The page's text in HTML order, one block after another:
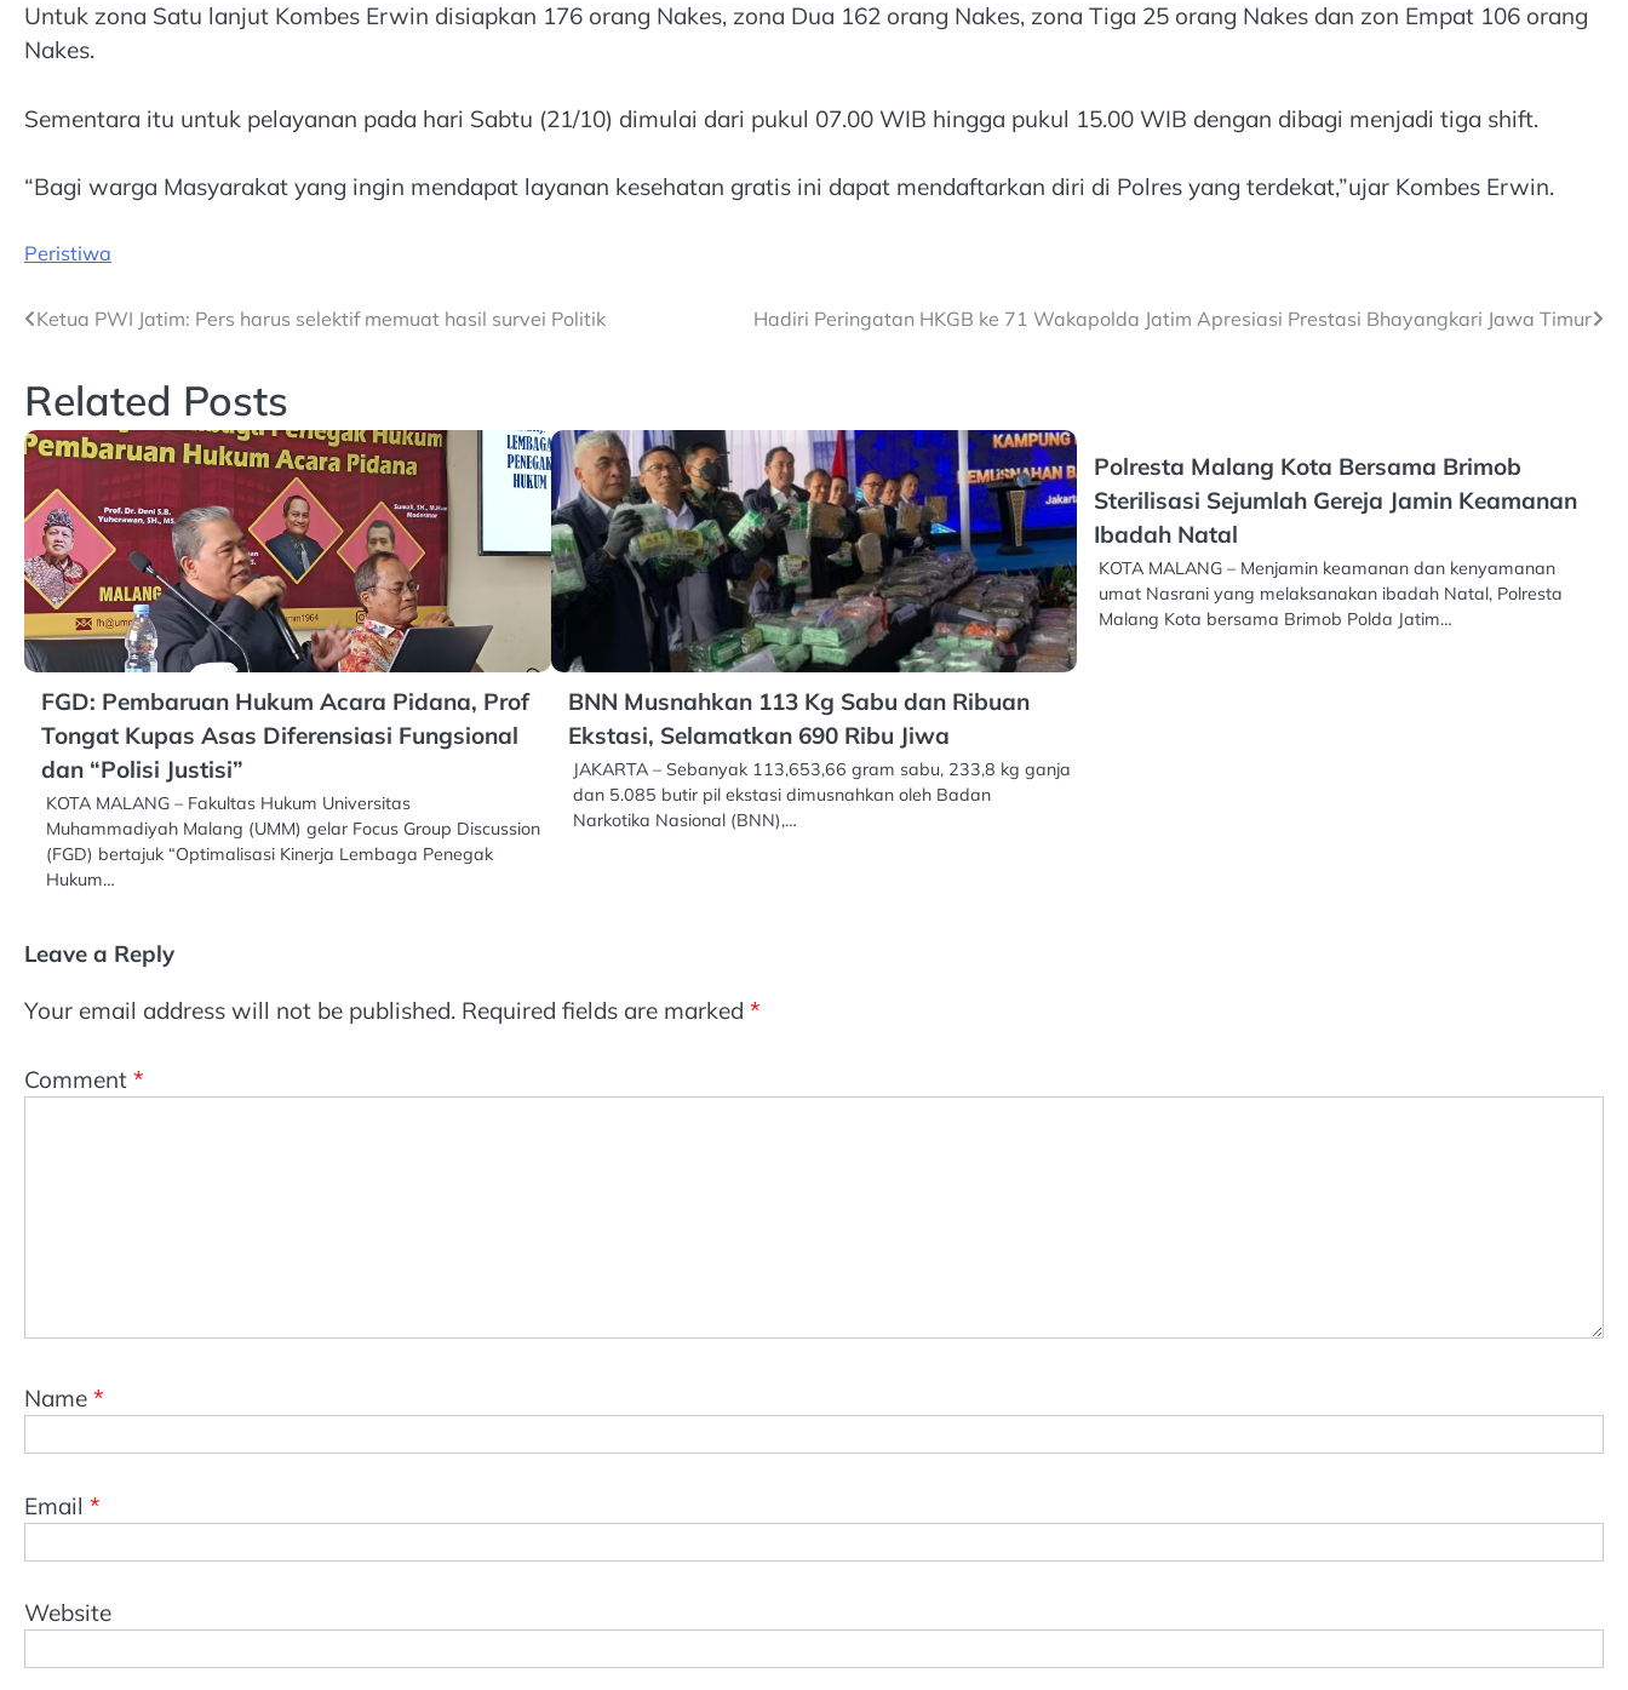
Untuk zona Satu lanjut Kombes Erwin disiapkan 176 orang Nakes, zona Dua 162 orang Nakes, zona Tiga 25 orang Nakes dan zon Empat 106 orang
Nakes.
Sementara itu untuk pelayanan pada hari Sabtu (21/10) dimulai dari pukul 07.00 WIB hingga pukul 15.00 WIB dengan dibagi menjadi tiga shift.
“Bagi warga Masyarakat yang ingin mendapat layanan kesehatan gratis ini dapat mendaftarkan diri di Polres yang terdekat,”ujar Kombes Erwin.
Peristiwa
Post
Ketua PWI Jatim: Pers harus selektif memuat hasil survei Politik Hadiri Peringatan HKGB ke 71 Wakapolda Jatim Apresiasi Prestasi Bhayangkari Jawa Timur
Related Posts
FGD: Pembaruan Hukum Acara Pidana, Prof
Tongat Kupas Asas Diferensiasi Fungsional
dan “Polisi Justisi”
KOTA MALANG – Fakultas Hukum Universitas
Muhammadiyah Malang (UMM) gelar Focus Group Discussion
(FGD) bertajuk “Optimalisasi Kinerja Lembaga Penegak
Hukum…
BNN Musnahkan 113 Kg Sabu dan Ribuan
Ekstasi, Selamatkan 690 Ribu Jiwa
JAKARTA – Sebanyak 113,653,66 gram sabu, 233,8 kg ganja
dan 5.085 butir pil ekstasi dimusnahkan oleh Badan
Narkotika Nasional (BNN),…
Polresta Malang Kota Bersama Brimob
Sterilisasi Sejumlah Gereja Jamin Keamanan
Ibadah Natal
KOTA MALANG – Menjamin keamanan dan kenyamanan
umat Nasrani yang melaksanakan ibadah Natal, Polresta
Malang Kota bersama Brimob Polda Jatim…
Leave a Reply
Your email address will not be published. Required fields are marked *
Comment *
Name *
Email *
Website